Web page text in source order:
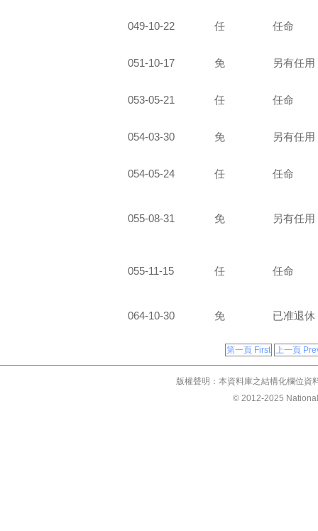
049-10-22 任 任命
051-10-17 免 另有任用
053-05-21 任 任命
054-03-30 免 另有任用
054-05-24 任 任命
055-08-31 免 另有任用
055-11-15 任 任命
064-10-30 免 已准退休
第一頁 First 上一頁
版權聲明：本資料庫之結構化欄位資
© 2012-2025